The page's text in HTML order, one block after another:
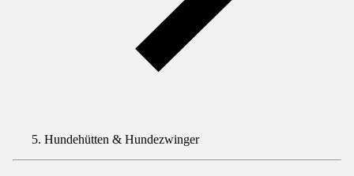
Hundehütten & Hundezwinger